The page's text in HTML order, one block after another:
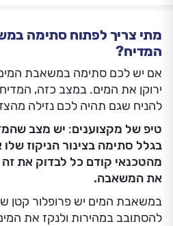
מתי צריך לפתוח סתימה
המדיח?
אם יש לכם סתימה במשאבת
ירוקן את המים. במצב כזה, המדיח
להניח שגם תהיה לכם נזילה
טיפ של מקצוענים: יש מצב
בגלל סתימה בצינור הניקוז
מהטכנאי קודם כל לבדוק את זה
את המשאבה.
במשאבת המים יש פרופלור קטן
להסתובב במהירות ולנקז את